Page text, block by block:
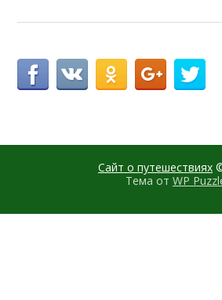
Сайт о путешествиях
Тема от WP